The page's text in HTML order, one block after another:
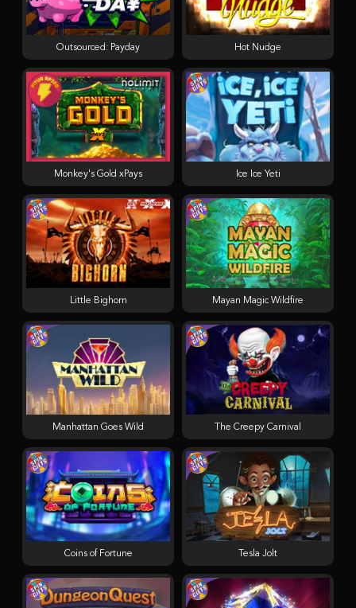
Outsourced: Payday
Manhattan Goes Wild
Hot Nudge
Monkey's Gold xPays
Little Bighorn
Tesla Jolt
Coins of Fortune
Mayan Magic Wildfire
The Creepy Carnival
Ice Ice Yeti